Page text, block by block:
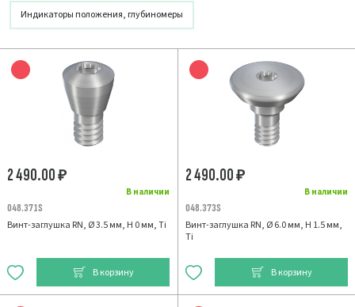
Индикаторы положения, глубиномеры
В наличии
2 490.00₽
048.371S
Винт-заглушка RN, Ø 3.5 мм, H 0 мм, Ti
В корзину
В наличии
2 490.00₽
048.373S
Винт-заглушка RN, Ø 6.0 мм, H 1.5 мм,
Ti
В корзину